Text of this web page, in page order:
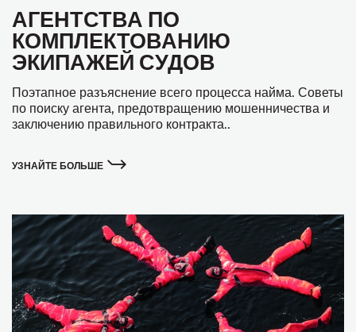
АГЕНТСТВА ПО
КОМПЛЕКТОВАНИЮ
ЭКИПАЖЕЙ СУДОВ
Поэтапное разъяснение всего процесса найма. Советы
по поиску агента, предотвращению мошенничества и
заключению правильного контракта..
УЗНАЙТЕ БОЛЬШЕ